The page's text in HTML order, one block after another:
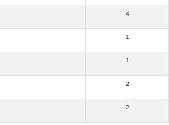
4
1
1
2
2